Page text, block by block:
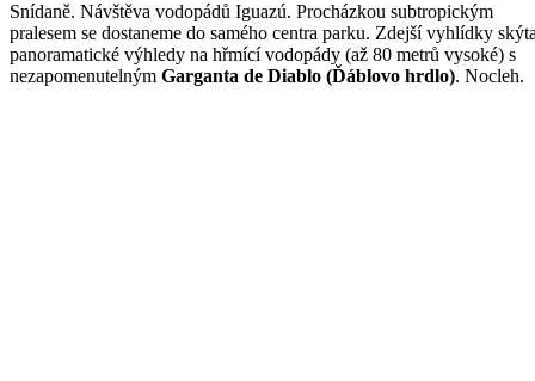
Snídaně. Návštěva vodopádů Iguazú. Procházkou subtropickým
pralesem se dostaneme do samého centra parku. Zdejší vyhlídky
panoramatické výhledy na hřmící vodopády (až 80 metrů vysoké) s
nezapomenutelným Garganta de Diablo (Ďáblovo hrdlo). Nocleh.